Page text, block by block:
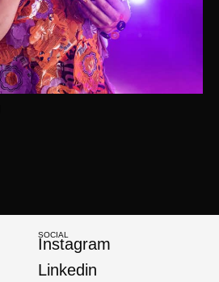
SOCIAL
Instagram
Linkedin